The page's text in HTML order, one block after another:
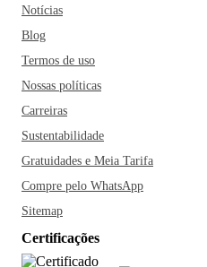
Notícias
Blog
Termos de uso
Nossas políticas
Carreiras
Sustentabilidade
Gratuidades e Meia Tarifa
Compre pelo WhatsApp
Sitemap
Certificações